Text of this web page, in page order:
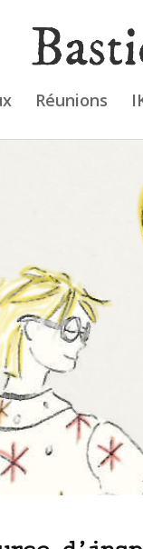
Réunions